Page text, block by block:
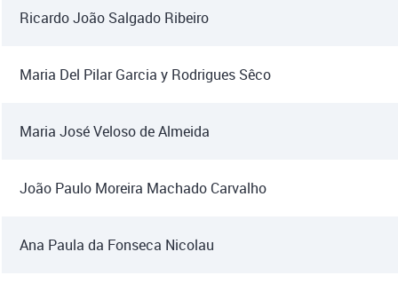
Ricardo João Salgado Ribeiro
Maria Del Pilar Garcia y Rodrigues Sêco
Maria José Veloso de Almeida
João Paulo Moreira Machado Carvalho
Ana Paula da Fonseca Nicolau